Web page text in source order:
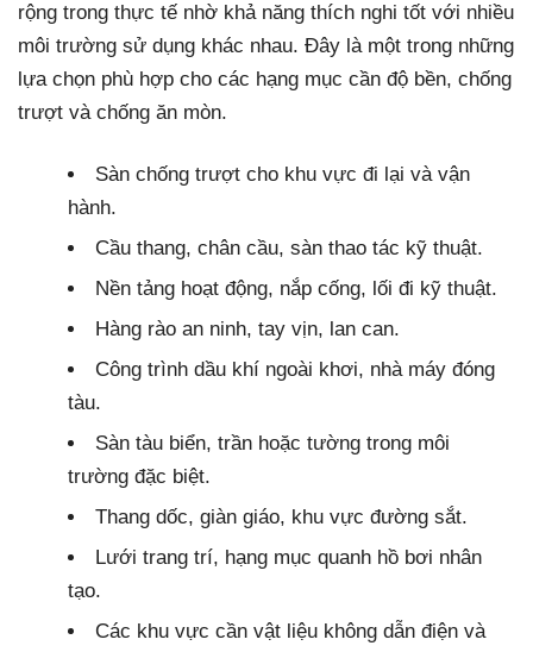
rộng trong thực tế nhờ khả năng thích nghi tốt với nhiều
môi trường sử dụng khác nhau. Đây là một trong những
lựa chọn phù hợp cho các hạng mục cần độ bền, chống
trượt và chống ăn mòn.
Sàn chống trượt cho khu vực đi lại và vận
hành.
Cầu thang, chân cầu, sàn thao tác kỹ thuật.
Nền tảng hoạt động, nắp cống, lối đi kỹ thuật.
Hàng rào an ninh, tay vịn, lan can.
Công trình dầu khí ngoài khơi, nhà máy đóng
tàu.
Sàn tàu biển, trần hoặc tường trong môi
trường đặc biệt.
Thang dốc, giàn giáo, khu vực đường sắt.
Lưới trang trí, hạng mục quanh hồ bơi nhân
tạo.
Các khu vực cần vật liệu không dẫn điện và